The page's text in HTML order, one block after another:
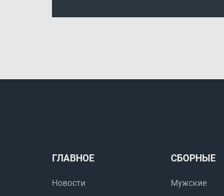
ГЛАВНОЕ
Новости
СБОРНЫЕ
Мужские